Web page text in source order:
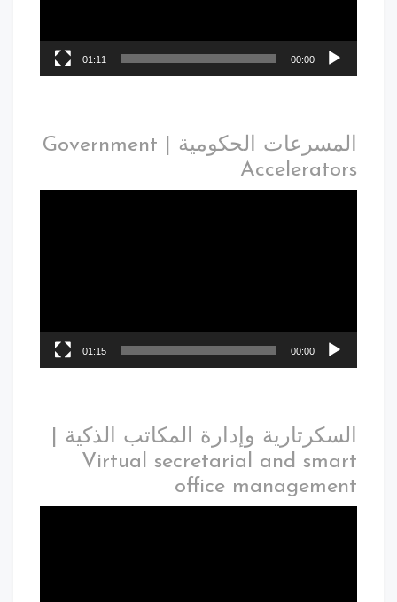
00:00
01:11
المسرعات الحكومية | Government
Accelerators
00:00
01:15
السكرتارية وإدارة المكاتب الذكية |
Virtual secretarial and smart
office management